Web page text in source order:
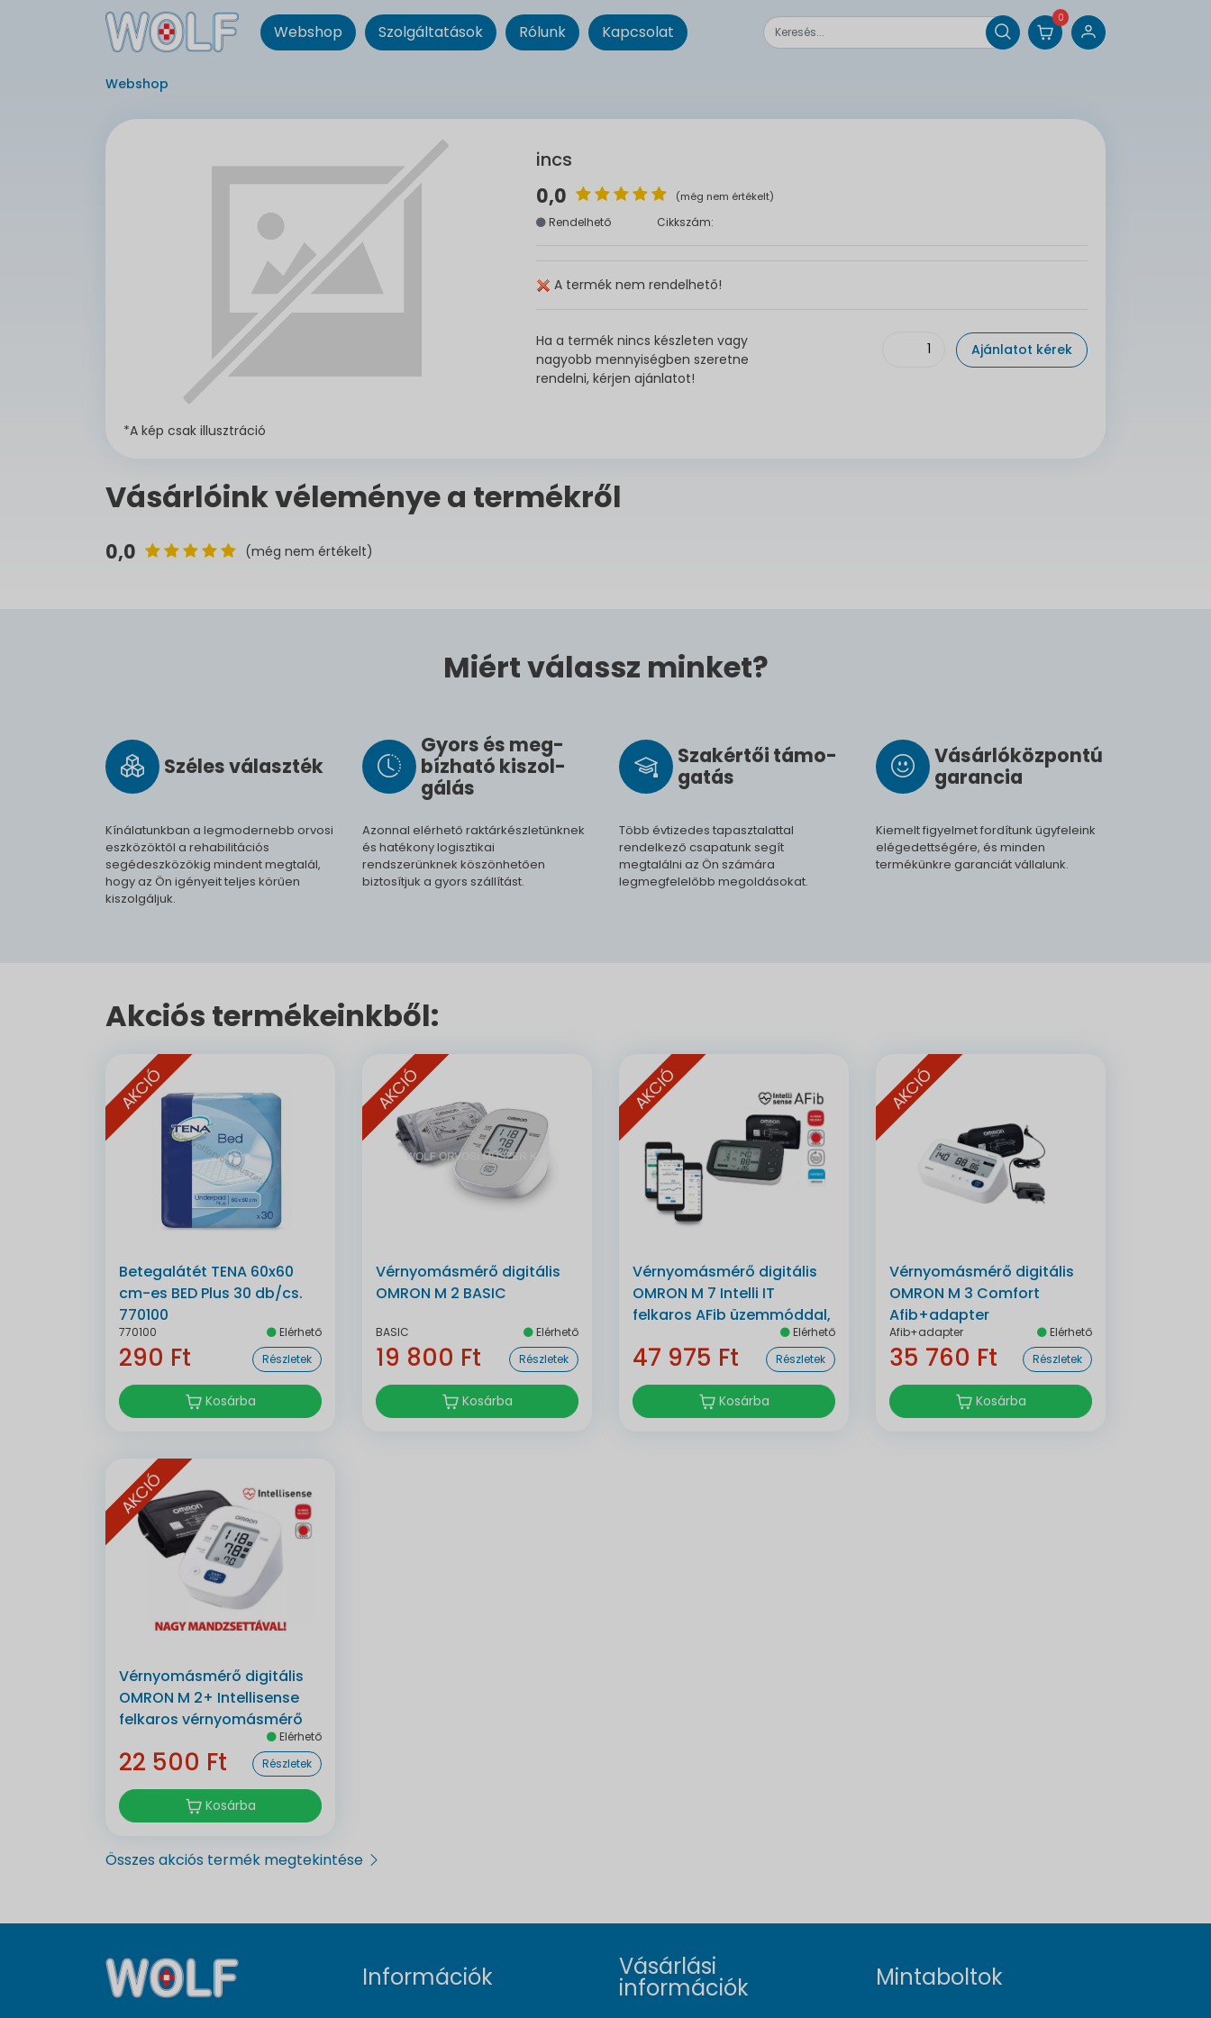
0
Webshop Szolgáltatások Rólunk Kapcsolat
Webshop
*A kép csak illusztráció
incs
0,0 (még nem értékelt)
Rendelhető Cikkszám:
A termék nem rendelhető!
Ha a termék nincs készleten vagy
nagyobb mennyiségben szeretne
rendelni, kérjen ajánlatot!
Ajánlatot kérek
Vásárlóink véleménye a termékről
0,0 (még nem értékelt)
Miért válassz minket?
Széles vá­lasz­ték
Kínálatunkban a legmodernebb orvosi
eszközöktől a rehabilitációs
segédeszközökig mindent megtalál,
hogy az Ön igényeit teljes körűen
kiszolgáljuk.
Gyors és meg­
bíz­ha­tó ki­szol­
gál­ás
Azonnal elérhető raktárkészletünknek
és hatékony logisztikai
rendszerünknek köszönhetően
biztosítjuk a gyors szállítást.
Szak­értői tá­mo­
ga­tás
Több évtizedes tapasztalattal
rendelkező csapatunk segít
megtalálni az Ön számára
legmegfelelőbb megoldásokat.
Vásárló­köz­pontú
ga­ran­cia
Kiemelt figyelmet fordítunk ügyfeleink
elégedettségére, és minden
termékünkre garanciát vállalunk.
Akciós termékeinkből:
AKCIÓ
Betegalátét TENA 60x60
cm-es BED Plus 30 db/cs.
770100
770100 Elérhető
290 Ft Részletek
Kosárba
AKCIÓ
Vérnyomásmérő digitális
OMRON M 2 BASIC
BASIC Elérhető
19 800 Ft Részletek
Kosárba
AKCIÓ
Vérnyomásmérő digitális
OMRON M 7 Intelli IT
felkaros AFib üzemmóddal,
bluetoothos automataElérhető
47 975 Ft Részletek
Kosárba
AKCIÓ
Vérnyomásmérő digitális
OMRON M 3 Comfort
Afib+adapter
Afib+adapter Elérhető
35 760 Ft Részletek
Kosárba
AKCIÓ
Vérnyomásmérő digitális
OMRON M 2+ Intellisense
felkaros vérnyomásmérő
Elérhető
22 500 Ft Részletek
Kosárba
Összes akciós termék megtekintése
Információk Vásárlási
információk Mintaboltok